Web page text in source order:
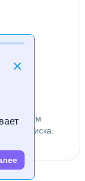
заданным
поиска.